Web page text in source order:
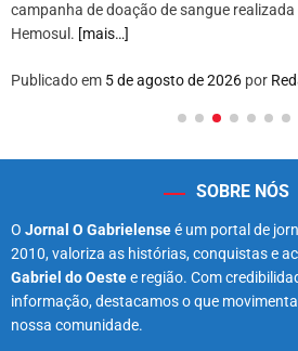
campanha de doação de sangue
Hemosul. [mais…]
Publicado em 5 de agosto de 2026 por
SOBRE NÓS
O Jornal O Gabrielenseé um portal de
2010, valoriza as histórias, conquistas e
Gabriel do Oestee região. Com
informação, destacamos o que
nossa comunidade.